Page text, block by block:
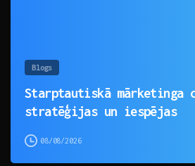
Blogs
Starptautiskā mārketinga
stratēģijas un iespējas
08/08/2026